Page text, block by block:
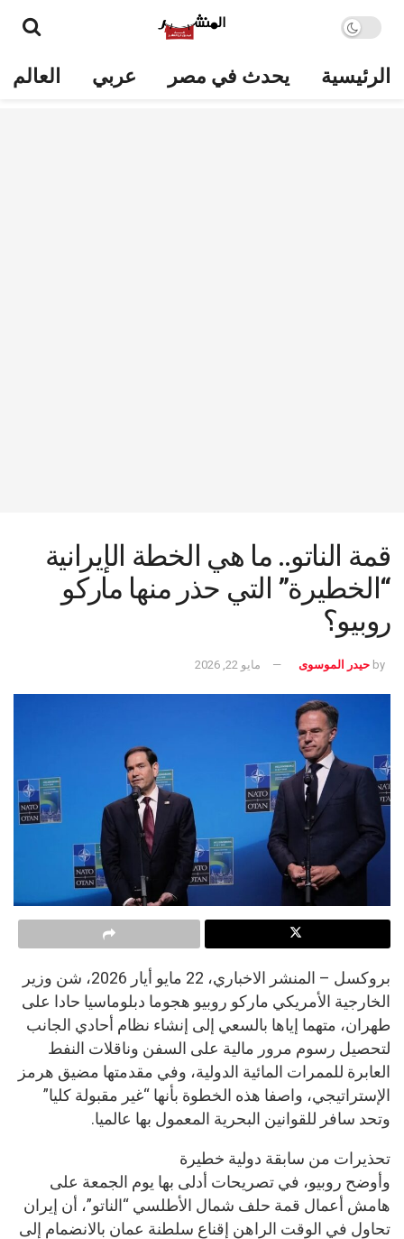
الرئيسية يحدث في مصر عربي العالم
قمة الناتو.. ما هي الخطة الإيرانية
“الخطيرة” التي حذر منها ماركو
روبيو؟
by حيدر الموسوى مايو 22, 2026
بروكسل – المنشر الاخباري، 22 مايو أيار 2026، شن وزير
الخارجية الأمريكي ماركو روبيو هجوما دبلوماسيا حادا على
طهران، متهما إياها بالسعي إلى إنشاء نظام أحادي الجانب
لتحصيل رسوم مرور مالية على السفن وناقلات النفط
العابرة للممرات المائية الدولية، وفي مقدمتها مضيق هرمز
الإستراتيجي، واصفا هذه الخطوة بأنها “غير مقبولة كليا”
وتحد سافر للقوانين البحرية المعمول بها عالميا.
تحذيرات من سابقة دولية خطيرة
وأوضح روبيو، في تصريحات أدلى بها يوم الجمعة على
هامش أعمال قمة حلف شمال الأطلسي “الناتو”، أن إيران
تحاول في الوقت الراهن إقناع سلطنة عمان بالانضمام إلى